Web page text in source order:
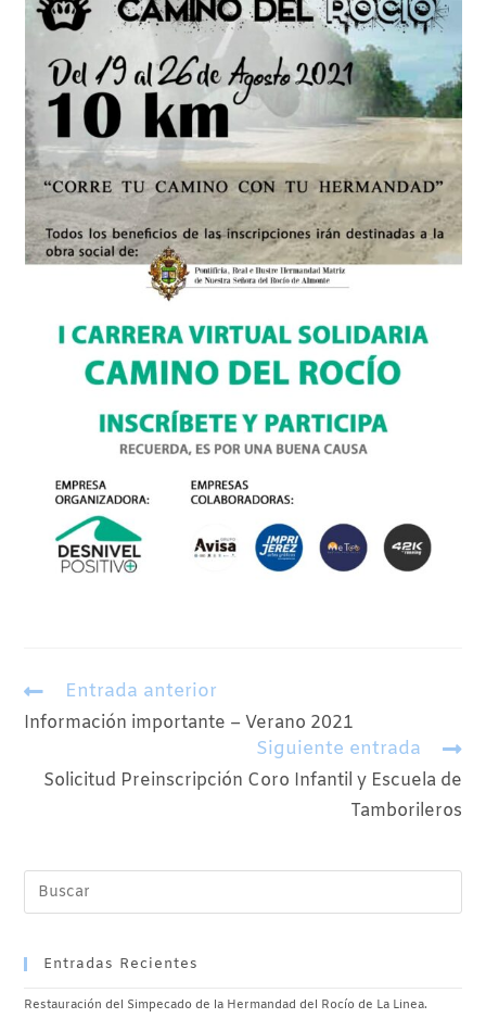
Entrada anterior
Información importante – Verano 2021
Siguiente entrada
Solicitud Preinscripción Coro Infantil y Escuela de
Tamborileros
Entradas Recientes
Restauración del Simpecado de la Hermandad del Rocío de La Linea.